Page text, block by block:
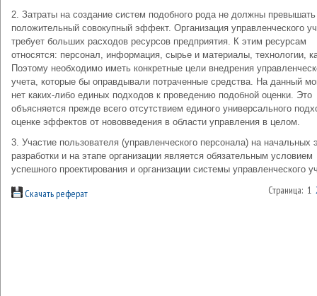
2. Затраты на создание систем подобного рода не должны превышать
положительный совокупный эффект. Организация управленческого
требует больших расходов ресурсов предприятия. К этим ресурсам
относятся: персонал, информация, сырье и материалы, технологии,
Поэтому необходимо иметь конкретные цели внедрения
учета, которые бы оправдывали потраченные средства. На данный
нет каких-либо единых подходов к проведению подобной оценки. Это
объясняется прежде всего отсутствием единого универсального
оценке эффектов от нововведения в области управления в целом.
3. Участие пользователя (управленческого персонала) на начальных
разработки и на этапе организации является обязательным условием
успешного проектирования и организации системы управленческого
Скачать реферат Страница: 1